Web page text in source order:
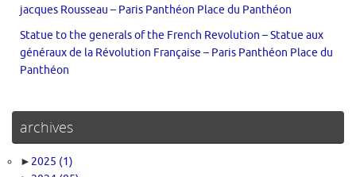
jacques Rousseau – Paris Panthéon Place du Panthéon
Statue to the generals of the French Revolution – Statue aux
généraux de la Révolution Française – Paris Panthéon Place du
Panthéon
archives
► 2025 (1)